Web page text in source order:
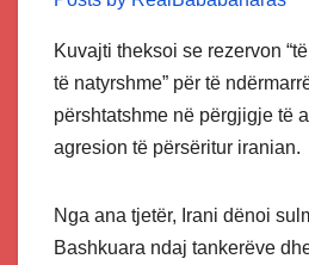
Kuvajti theksoi se rezervon
të natyrshme” për të
përshtatshme në përgjigje të
agresion të përsëritur iranian.
Nga ana tjetër, Irani dënoi
Bashkuara ndaj tankerëve